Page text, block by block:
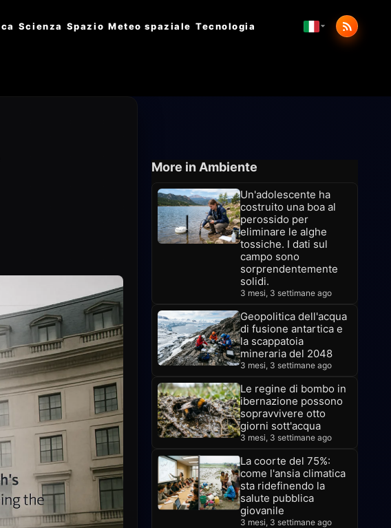
Scienza Spazio Meteo spaziale Tecnologia
More in Ambiente
Un'adolescente ha
costruito una boa al
perossido per
eliminare le alghe
tossiche. I dati sul
campo sono
sorprendentemente
solidi.
3 mesi, 3 settimane ago
Geopolitica dell'acqua
di fusione antartica e
la scappatoia
mineraria del 2048
3 mesi, 3 settimane ago
Le regine di bombo in
ibernazione possono
sopravvivere otto
giorni sott'acqua
3 mesi, 3 settimane ago
La coorte del 75%:
come l'ansia climatica
sta ridefinendo la
salute pubblica
giovanile
3 mesi, 3 settimane ago